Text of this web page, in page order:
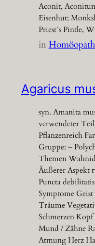
Aconit,
Eisenhut;
Priest´s Pintle,
in
Agaricus
syn. Amanita
verwendeter
Pflanzenreich
Gruppe: –
Themen
Äußerer Aspekt
Puncta
Symptome
Träume
Schmerzen
Mund / Zähne
Atmung Herz